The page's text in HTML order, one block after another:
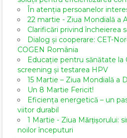
În atenția persoanelor
22 martie - Ziua Mondială a
Clarificări privind încheierea
Dialog și cooperare: CET-
COGEN România
Educație pentru sănătate la
screening și testarea HPV
15 Martie – Ziua Mondială a
Un 8 Martie Fericit!
Eficiența energetică – un
viitor durabil
1 Martie - Ziua Mărțișorului:
noilor începuturi